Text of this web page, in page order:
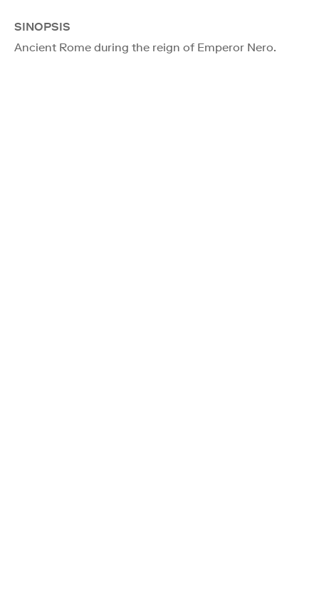
SINOPSIS
Ancient Rome during the reign of Emperor Nero.